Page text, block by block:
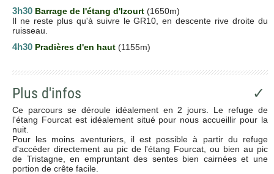
3h30 Barrage de l'étang d'Izourt (1650m)
Il ne reste plus qu'à suivre le GR10, en descente rive droite du
ruisseau.
4h30 Pradières d'en haut (1155m)
Plus d'infos ✓
Ce parcours se déroule idéalement en 2 jours. Le refuge de
l'étang Fourcat est idéalement situé pour nous accueillir pour la
nuit.
Pour les moins aventuriers, il est possible à partir du refuge
d'accéder directement au pic de l'étang Fourcat, ou bien au pic
de Tristagne, en empruntant des sentes bien cairnées et une
portion de crête facile.